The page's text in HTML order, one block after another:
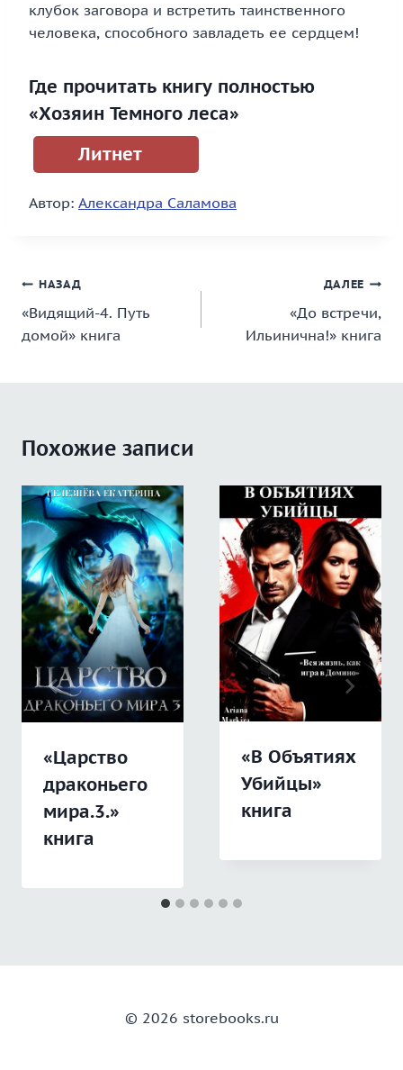
клубок заговора и встретить таинственного
человека, способного завладеть ее сердцем!
Где прочитать книгу полностью
«Хозяин Темного леса»
Литнет
Автор: Александра Саламова
Навигация
по
записям
НАЗАД
«Видящий-4. Путь
домой» книга
ДАЛЕЕ
«До встречи,
Ильинична!» книга
Похожие записи
«Царство
драконьего
мира.3.»
книга
«В Объятиях
Убийцы»
книга
© 2026 storebooks.ru